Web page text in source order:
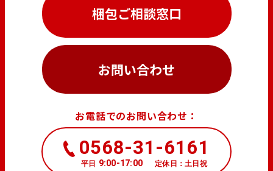
梱包ご相談窓口
お問い合わせ
お電話でのお問い合わせ：
0568-31-6161
平日 9:00-17:00 定休日：土日祝